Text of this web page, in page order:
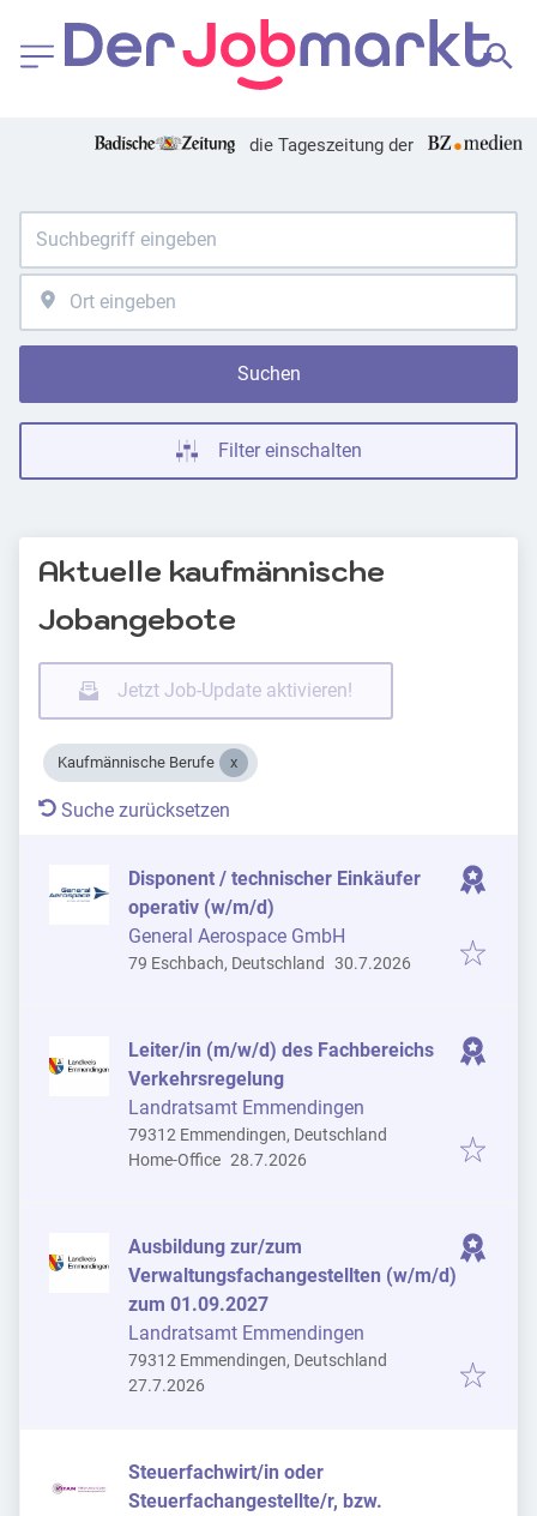
die Tageszeitung der
Suchen
Filter einschalten
Aktuelle kaufmännische
Jobangebote
Jetzt Job-Update aktivieren!
Kaufmännische Berufe
Suche zurücksetzen
Disponent / technischer Einkäufer
operativ (w/m/d)
General Aerospace GmbH
79 Eschbach, Deutschland Veröffentlicht
30.7.2026
Leiter/in (m/w/d) des Fachbereichs
Verkehrsregelung
Landratsamt Emmendingen
79312 Emmendingen, Deutschland
Home-Office Veröffentlicht
28.7.2026
Ausbildung zur/zum
Verwaltungsfachangestellten (w/m/d)
zum 01.09.2027
Landratsamt Emmendingen
79312 Emmendingen, Deutschland
Veröffentlicht
27.7.2026
Steuerfachwirt/in oder
Steuerfachangestellte/r, bzw.